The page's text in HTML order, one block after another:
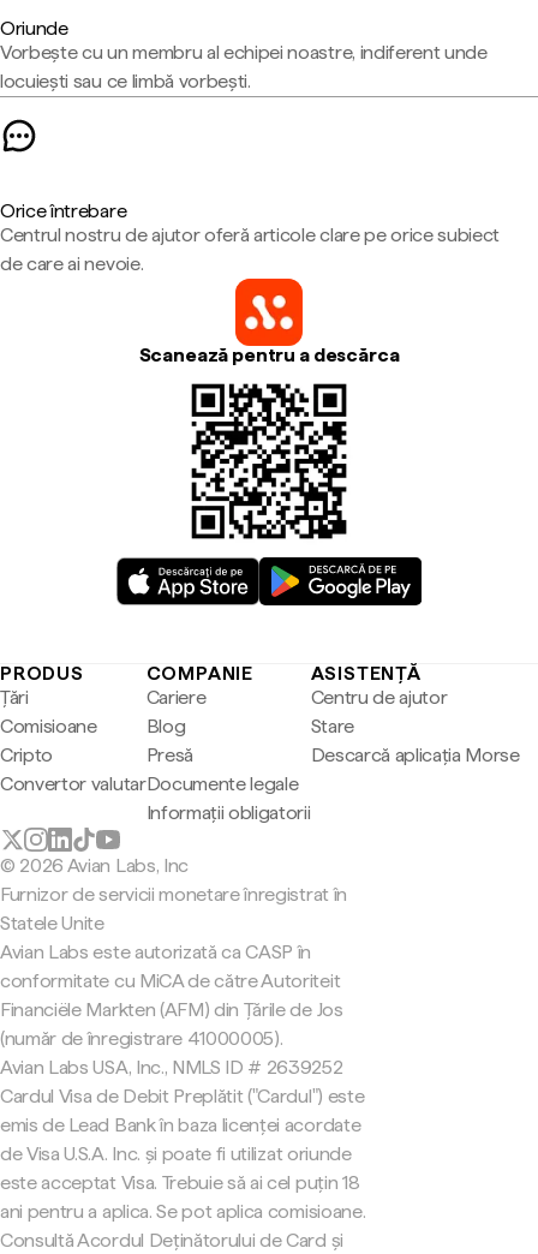
Oriunde
Vorbește cu un membru al echipei noastre, indiferent unde
locuiești sau ce limbă vorbești.
Orice întrebare
Centrul nostru de ajutor oferă articole clare pe orice subiect
de care ai nevoie.
Scanează pentru a descărca
PRODUS
Țări
Comisioane
Cripto
Convertor valutar
COMPANIE
Cariere
Blog
Presă
Documente legale
Informații obligatorii
ASISTENȚĂ
Centru de ajutor
Stare
Descarcă aplicația Morse
© 2026 Avian Labs, Inc
Furnizor de servicii monetare înregistrat în
Statele Unite
Avian Labs este autorizată ca CASP în
conformitate cu MiCA de către Autoriteit
Financiële Markten (AFM) din Țările de Jos
(număr de înregistrare 41000005).
Avian Labs USA, Inc., NMLS ID # 2639252
Cardul Visa de Debit Preplătit ("Cardul") este
emis de Lead Bank în baza licenței acordate
de Visa U.S.A. Inc. și poate fi utilizat oriunde
este acceptat Visa. Trebuie să ai cel puțin 18
ani pentru a aplica. Se pot aplica comisioane.
Consultă Acordul Deținătorului de Card și